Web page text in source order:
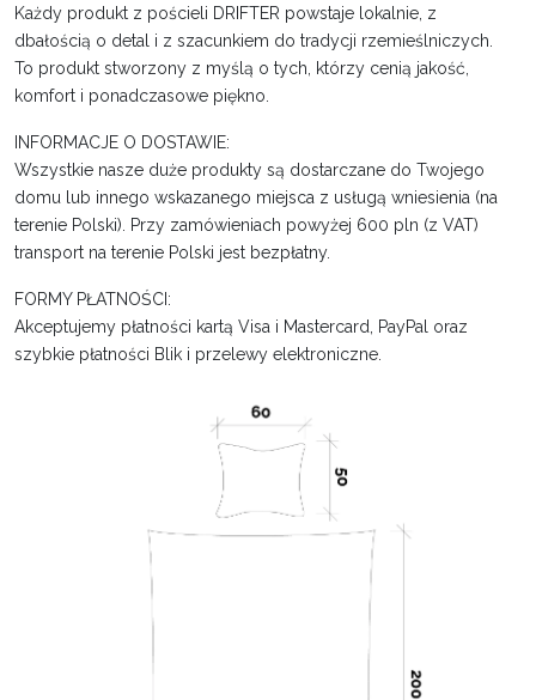
Każdy produkt z pościeli DRIFTER powstaje lokalnie, z
dbałością o detal i z szacunkiem do tradycji rzemieślniczych.
To produkt stworzony z myślą o tych, którzy cenią jakość,
komfort i ponadczasowe piękno.
INFORMACJE O DOSTAWIE:
Wszystkie nasze duże produkty są dostarczane do Twojego
domu lub innego wskazanego miejsca z usługą wniesienia (na
terenie Polski). Przy zamówieniach powyżej 600 pln (z VAT)
transport na terenie Polski jest bezpłatny.
FORMY PŁATNOŚCI:
Akceptujemy płatności kartą Visa i Mastercard, PayPal oraz
szybkie płatności Blik i przelewy elektroniczne.